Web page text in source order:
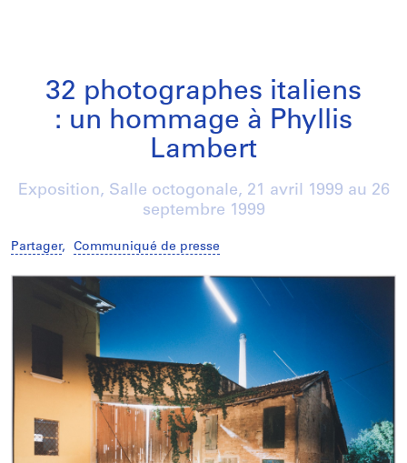
32 photographes italiens
: un hommage à Phyllis
Lambert
Exposition, Salle octogonale, 21 avril 1999 au 26
septembre 1999
Partager, Communiqué de presse